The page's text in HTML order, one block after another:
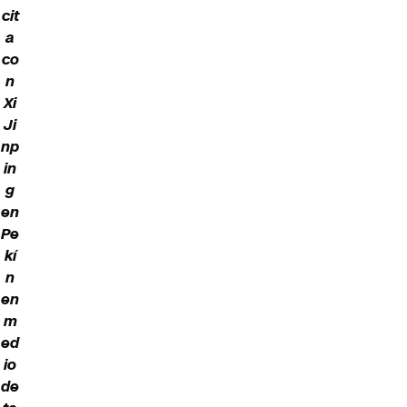
cit
a
co
n
Xi
Ji
np
in
g
en
Pe
kí
n
en
m
ed
io
de